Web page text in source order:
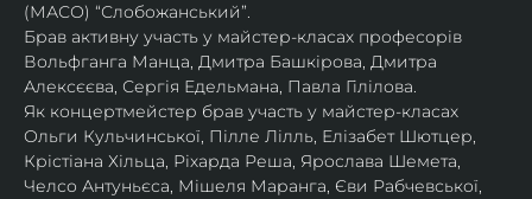
(МАСО) “Слобожанський”.
Брав активну участь у майстер-класах професорів
Вольфганга Манца, Дмитра Башкірова, Дмитра
Алексєєва, Сергія Едельмана, Павла Гілілова.
Як концертмейстер брав участь у майстер-класах
Ольги Кульчинської, Пілле Лілль, Елізабет Шютцер,
Крістіана Хільца, Ріхарда Реша, Ярослава Шемета,
Челсо Антуньєса, Мішеля Маранга, Єви Рабчевської,